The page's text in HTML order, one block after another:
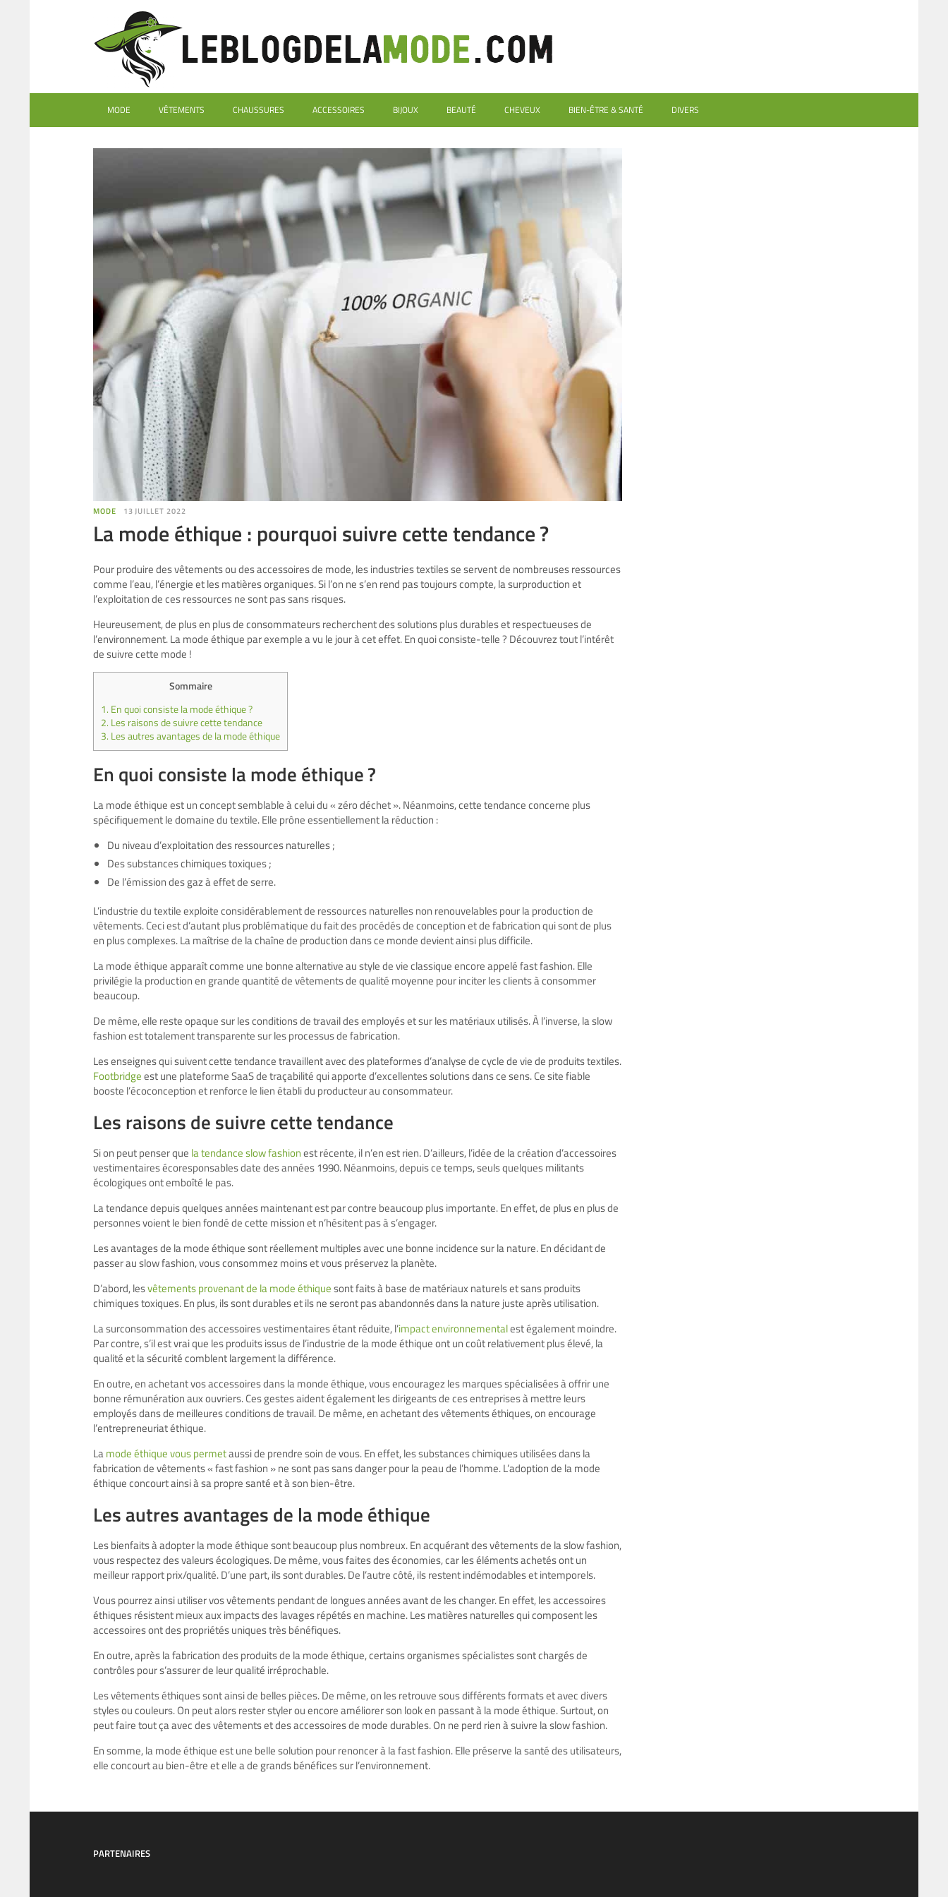
MODE VÊTEMENTS CHAUSSURES ACCESSOIRES BIJOUX BEAUTÉ CHEVEUX BIEN-ÊTRE & SANTÉ DIVERS
MODE 13 JUILLET 2022
La mode éthique : pourquoi suivre cette tendance ?
Pour produire des vêtements ou des accessoires de mode, les industries textiles se servent de nombreuses ressources
comme l’eau, l’énergie et les matières organiques. Si l’on ne s’en rend pas toujours compte, la surproduction et
l’exploitation de ces ressources ne sont pas sans risques.
Heureusement, de plus en plus de consommateurs recherchent des solutions plus durables et respectueuses de
l’environnement. La mode éthique par exemple a vu le jour à cet effet. En quoi consiste-telle ? Découvrez tout l’intérêt
de suivre cette mode !
Sommaire
1. En quoi consiste la mode éthique ?
2. Les raisons de suivre cette tendance
3. Les autres avantages de la mode éthique
En quoi consiste la mode éthique ?
La mode éthique est un concept semblable à celui du « zéro déchet ». Néanmoins, cette tendance concerne plus
spécifiquement le domaine du textile. Elle prône essentiellement la réduction :
Du niveau d’exploitation des ressources naturelles ;
Des substances chimiques toxiques ;
De l’émission des gaz à effet de serre.
L’industrie du textile exploite considérablement de ressources naturelles non renouvelables pour la production de
vêtements. Ceci est d’autant plus problématique du fait des procédés de conception et de fabrication qui sont de plus
en plus complexes. La maîtrise de la chaîne de production dans ce monde devient ainsi plus difficile.
La mode éthique apparaît comme une bonne alternative au style de vie classique encore appelé fast fashion. Elle
privilégie la production en grande quantité de vêtements de qualité moyenne pour inciter les clients à consommer
beaucoup.
De même, elle reste opaque sur les conditions de travail des employés et sur les matériaux utilisés. À l’inverse, la slow
fashion est totalement transparente sur les processus de fabrication.
Les enseignes qui suivent cette tendance travaillent avec des plateformes d’analyse de cycle de vie de produits textiles.
Footbridgeest une plateforme SaaS de traçabilité qui apporte d’excellentes solutions dans ce sens. Ce site fiable
booste l’écoconception et renforce le lien établi du producteur au consommateur.
Les raisons de suivre cette tendance
Si on peut penser que la tendance slow fashionest récente, il n’en est rien. D’ailleurs, l’idée de la création d’accessoires
vestimentaires écoresponsables date des années 1990. Néanmoins, depuis ce temps, seuls quelques militants
écologiques ont emboîté le pas.
La tendance depuis quelques années maintenant est par contre beaucoup plus importante. En effet, de plus en plus de
personnes voient le bien fondé de cette mission et n’hésitent pas à s’engager.
Les avantages de la mode éthique sont réellement multiples avec une bonne incidence sur la nature. En décidant de
passer au slow fashion, vous consommez moins et vous préservez la planète.
D’abord, lesvêtements provenant de la mode éthiquesont faits à base de matériaux naturels et sans produits
chimiques toxiques. En plus, ils sont durables et ils ne seront pas abandonnés dans la nature juste après utilisation.
La surconsommation des accessoires vestimentaires étant réduite, l’impact environnementalest également moindre.
Par contre, s’il est vrai que les produits issus de l’industrie de la mode éthique ont un coût relativement plus élevé, la
qualité et la sécurité comblent largement la différence.
En outre, en achetant vos accessoires dans la monde éthique, vous encouragez les marques spécialisées à offrir une
bonne rémunération aux ouvriers. Ces gestes aident également les dirigeants de ces entreprises à mettre leurs
employés dans de meilleures conditions de travail. De même, en achetant des vêtements éthiques, on encourage
l’entrepreneuriat éthique.
Lamode éthique vous permetaussi de prendre soin de vous. En effet, les substances chimiques utilisées dans la
fabrication de vêtements « fast fashion » ne sont pas sans danger pour la peau de l’homme. L’adoption de la mode
éthique concourt ainsi à sa propre santé et à son bien-être.
Les autres avantages de la mode éthique
Les bienfaits à adopter la mode éthique sont beaucoup plus nombreux. En acquérant des vêtements de la slow fashion,
vous respectez des valeurs écologiques. De même, vous faites des économies, car les éléments achetés ont un
meilleur rapport prix/qualité. D’une part, ils sont durables. De l’autre côté, ils restent indémodables et intemporels.
Vous pourrez ainsi utiliser vos vêtements pendant de longues années avant de les changer. En effet, les accessoires
éthiques résistent mieux aux impacts des lavages répétés en machine. Les matières naturelles qui composent les
accessoires ont des propriétés uniques très bénéfiques.
En outre, après la fabrication des produits de la mode éthique, certains organismes spécialistes sont chargés de
contrôles pour s’assurer de leur qualité irréprochable.
Les vêtements éthiques sont ainsi de belles pièces. De même, on les retrouve sous différents formats et avec divers
styles ou couleurs. On peut alors rester styler ou encore améliorer son look en passant à la mode éthique. Surtout, on
peut faire tout ça avec des vêtements et des accessoires de mode durables. On ne perd rien à suivre la slow fashion.
En somme, la mode éthique est une belle solution pour renoncer à la fast fashion. Elle préserve la santé des utilisateurs,
elle concourt au bien-être et elle a de grands bénéfices sur l’environnement.
PARTENAIRES